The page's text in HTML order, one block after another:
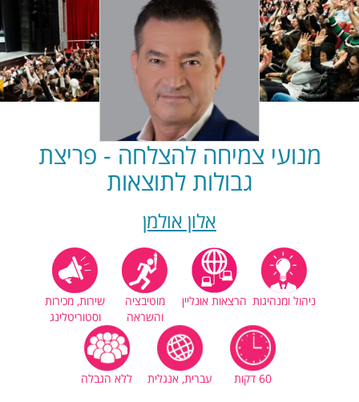
מנועי צמיחה להצלחה - פריצת
גבולות לתוצאות
אלון אולמן
ניהול ומנהיגות הרצאות אונליין
מוטיבציה
והשראה
שירות, מכירות
וסטוריטלינג
60 דקות עברית, אנגלית ללא הגבלה